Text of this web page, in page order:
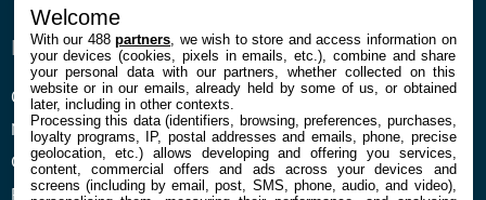
ENTREPRISE
Qui sommes nous
Mentions légales et CGU
Confidentialité et Cookies
Préférences cookies
À PROPOS
La rédaction
Contact
Welcome
With our 488partners , we wish to store and access information on
your devices (cookies, pixels in emails, etc.), combine and share
your personal data with our partners, whether collected on this
website or in our emails, already held by some of us, or obtained
later, including in other contexts.
Processing this data (identifiers, browsing, preferences, purchases,
loyalty programs, IP, postal addresses and emails, phone, precise
geolocation, etc.) allows developing and offering you services,
content, commercial offers and ads across your devices and
screens (including by email, post, SMS, phone, audio, and video),